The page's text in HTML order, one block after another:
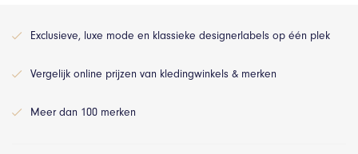
Exclusieve, luxe mode en klassieke designerlabels op één plek
Vergelijk online prijzen van kledingwinkels & merken
Meer dan 100 merken